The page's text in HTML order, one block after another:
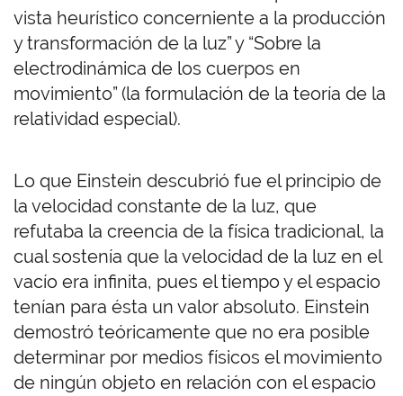
vista heurístico concerniente a la producción
y transformación de la luz” y “Sobre la
electrodinámica de los cuerpos en
movimiento” (la formulación de la teoría de la
relatividad especial).
Lo que Einstein descubrió fue el principio de
la velocidad constante de la luz, que
refutaba la creencia de la física tradicional, la
cual sostenía que la velocidad de la luz en el
vacío era infinita, pues el tiempo y el espacio
tenían para ésta un valor absoluto. Einstein
demostró teóricamente que no era posible
determinar por medios físicos el movimiento
de ningún objeto en relación con el espacio